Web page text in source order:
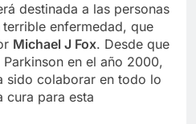
destinada a las personas
enfermedad, que
Michael J Fox. Desde que
en el año 2000,
sido colaborar en todo lo
cura para esta